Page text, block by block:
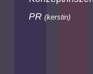
PR (kerstin)